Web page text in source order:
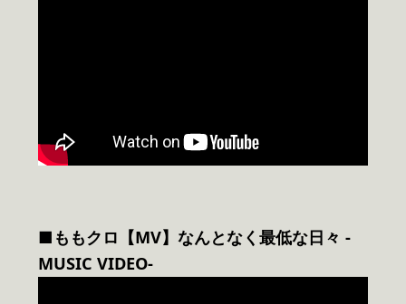
■ももクロ【MV】なんとなく最低な日々 -
MUSIC VIDEO-